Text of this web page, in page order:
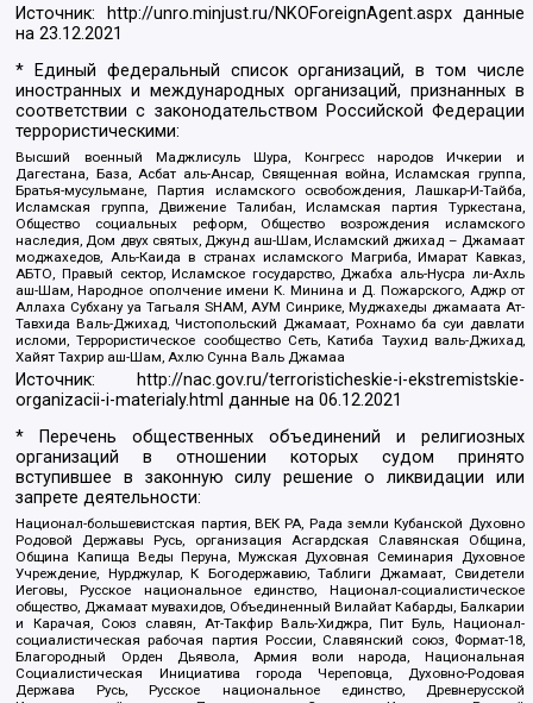
Источник: http://unro.minjust.ru/NKOForeignAgent.aspxданные
на23.12.2021
* Единый федеральный список организаций, в том числе
иностранных и международных организаций, признанных в
соответствии с законодательством Российской Федерации
террористическими:
Высший военный Маджлисуль Шура, Конгресс народов Ичкерии и
Дагестана, База, Асбат аль-Ансар, Священная война, Исламская группа,
Братья-мусульмане, Партия исламского освобождения, Лашкар-И-Тайба,
Исламская группа, Движение Талибан, Исламская партия Туркестана,
Общество социальных реформ, Общество возрождения исламского
наследия, Дом двух святых, Джунд аш-Шам, Исламский джихад – Джамаат
моджахедов, Аль-Каида в странах исламского Магриба, Имарат Кавказ,
АБТО, Правый сектор, Исламское государство, Джабха аль-Нусра ли-Ахль
аш-Шам, Народное ополчение имени К. Минина и Д. Пожарского, Аджр от
Аллаха Субхану уа Тагьаля SHAM, АУМ Синрике, Муджахеды джамаата Ат-
Тавхида Валь-Джихад, Чистопольский Джамаат, Рохнамо ба суи давлати
исломи, Террористическое сообщество Сеть, Катиба Таухид валь-Джихад,
Хайят Тахрир аш-Шам, Ахлю Сунна Валь Джамаа
Источник:
http://nac.gov.ru/terroristicheskie-i-ekstremistskie-
organizacii-i-materialy.html данные на06.12.2021
* Перечень общественных объединений и религиозных
организаций в отношении которых судом принято
вступившее в законную силу решение о ликвидации или
запрете деятельности:
Национал-большевистская партия, ВЕК РА, Рада земли Кубанской Духовно
Родовой Державы Русь, организация Асгардская Славянская Община,
Община Капища Веды Перуна, Мужская Духовная Семинария Духовное
Учреждение, Нурджулар, К Богодержавию, Таблиги Джамаат, Свидетели
Иеговы, Русское национальное единство, Национал-социалистическое
общество, Джамаат мувахидов, Объединенный Вилайат Кабарды, Балкарии
и Карачая, Союз славян, Ат-Такфир Валь-Хиджра, Пит Буль, Национал-
социалистическая рабочая партия России, Славянский союз, Формат-18,
Благородный Орден Дьявола, Армия воли народа, Национальная
Социалистическая Инициатива города Череповца, Духовно-Родовая
Держава Русь, Русское национальное единство, Древнерусской